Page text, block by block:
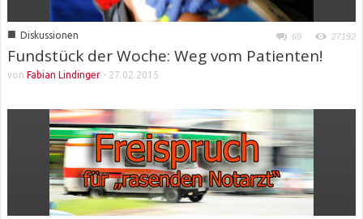
■ Diskussionen 69 27192
Fundstück der Woche: Weg vom Patienten!
von Fabian Lindinger - 27.02.2015